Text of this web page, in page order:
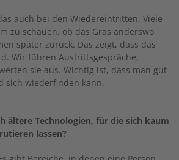
auch bei den Wiedereintritten. Viele
zu schauen, ob das Gras anderswo
später zurück. Das zeigt, dass das
Wir führen Austrittsgespräche,
sie aus. Wichtig ist, dass man gut
sich wiederfinden kann.
ältere Technologien, für die sich kaum
lassen?